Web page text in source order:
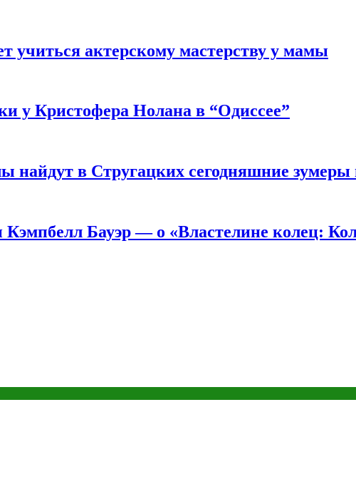
учиться актерскому мастерству у мамы
у Кристофера Нолана в “Одиссее”
найдут в Стругацких сегодняшние
Бауэр — о «Властелине колец: